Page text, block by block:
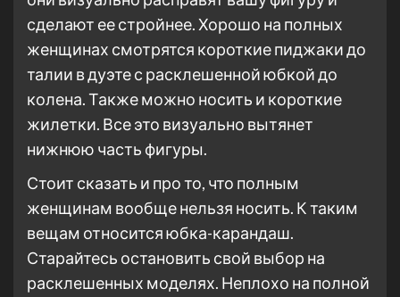
сделают ее стройнее. Хорошо на полных
женщинах смотрятся короткие пиджаки до
талии в дуэте с расклешенной юбкой до
колена. Также можно носить и короткие
жилетки. Все это визуально вытянет
нижнюю часть фигуры.
Стоит сказать и про то, что полным
женщинам вообще нельзя носить. К таким
вещам относится юбка-карандаш.
Старайтесь остановить свой выбор на
расклешенных моделях. Неплохо на полной